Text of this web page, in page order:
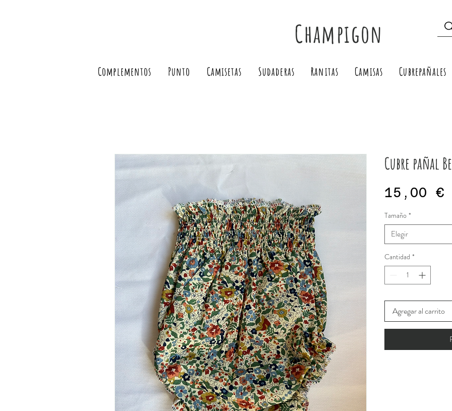
Champigon
Complementos Punto Camisetas Sudaderas Ranitas Camisas Cubrepañales
Cubre pañal
15,00 €
Tamaño *
Elegir
Cantidad *
Agregar al carrito